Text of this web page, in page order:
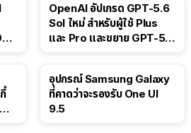
OpenAI อัปเกรด GPT-5.6
Sol ใหม่ สำหรับผู้ใช้ Plus
และ Pro และขยาย GPT-5.6
อุปกรณ์ Samsung Galaxy
ที่คาดว่าจะรองรับ One UI
9.5